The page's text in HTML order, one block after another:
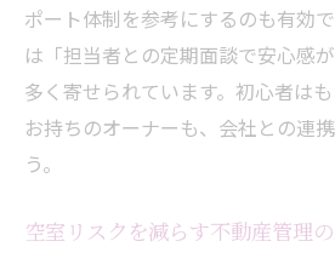
ポート体制を参考にするのも有効
は「担当者との定期面談で安心感
多く寄せられています。初心者は
お持ちのオーナーも、会社との連
う。
空室リスクを減らす不動産管理